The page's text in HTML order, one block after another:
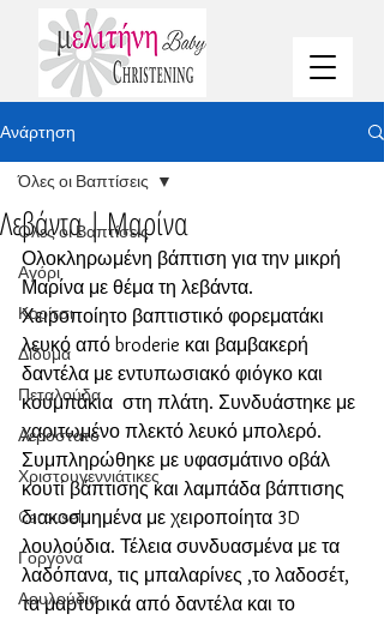
Ανάρτηση
Όλες οι Βαπτίσεις
Αγόρι
Κορίτσι
Δίδυμα
Πεταλούδα
Αερόστατο
Χριστουγεννιάτικες
Carousel
Γοργόνα
Λουλούδια
Όλες οι Βαπτίσεις
Λεβάντα | Μαρίνα
Ολοκληρωμένη βάπτιση για την μικρή
Μαρίνα με θέμα τη λεβάντα.
Χειροποίητο βαπτιστικό φορεματάκι
λευκό από broderie και βαμβακερή
δαντέλα με εντυπωσιακό φιόγκο και
κουμπάκια  στη πλάτη. Συνδυάστηκε με
χαριτωμένο πλεκτό λευκό μπολερό.
Συμπληρώθηκε με υφασμάτινο οβάλ
κουτί βάπτισης και λαμπάδα βάπτισης
διακοσμημένα με χειροποίητα 3D
λουλούδια. Τέλεια συνδυασμένα με τα
λαδόπανα, τις μπαλαρίνες ,το λαδοσέτ,
τα μαρτυρικά από δαντέλα και το